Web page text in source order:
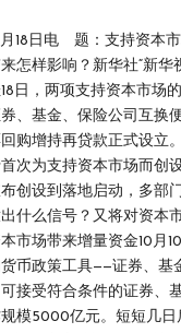
月18日电 题：支持资本
怎样影响？新华社“新华
日，两项支持资本市场
、基金、保险公司互换
购增持再贷款正式设立
次为支持资本市场而创
创设到落地启动，多部
什么信号？又将对资本
市场带来增量资金10月
币政策工具——证券、基
接受符合条件的证券、
模5000亿元。短短几日